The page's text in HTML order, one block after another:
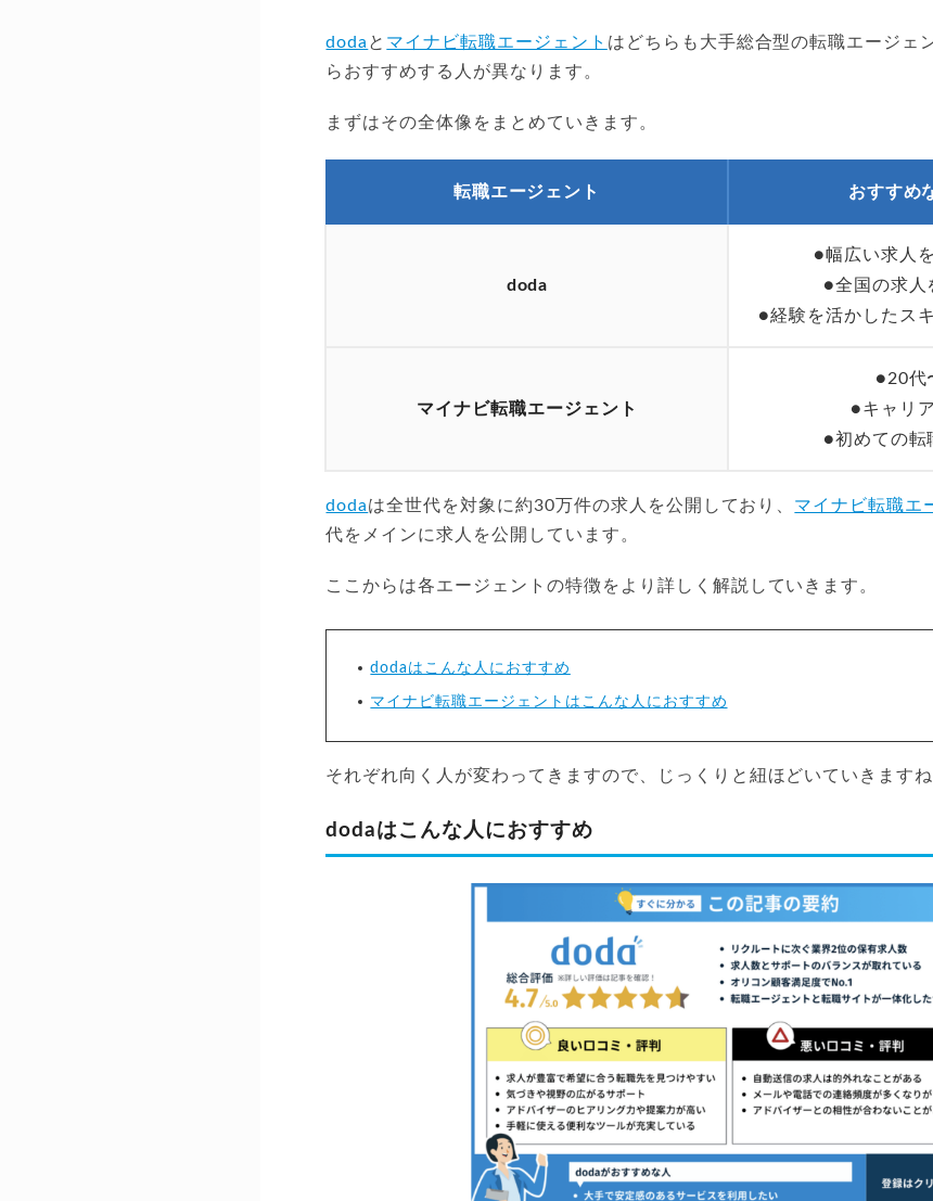
doda と マイナビ転職エージェント はどちらも大手総合型の転職エージェ
らおすすめする人が異なります。
まずはその全体像をまとめていきます。
転職エージェント おすすめ
doda
●幅広い求人
●全国の求人
●経験を活かしたス
マイナビ転職エージェント
●20代
●キャリ
●初めての転
dodaは全世代を対象に約30万件の求人を公開しており、 マイナビ転職エ
代をメインに求人を公開しています。
ここからは各エージェントの特徴をより詳しく解説していきます。
dodaはこんな人におすすめ
マイナビ転職エージェントはこんな人におすすめ
それぞれ向く人が変わってきますので、じっくりと紐ほどいていきますね
dodaはこんな人におすすめ